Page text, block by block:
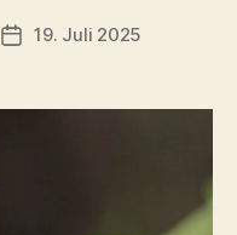
Veröffentlichungsdatum
19. Juli 2025